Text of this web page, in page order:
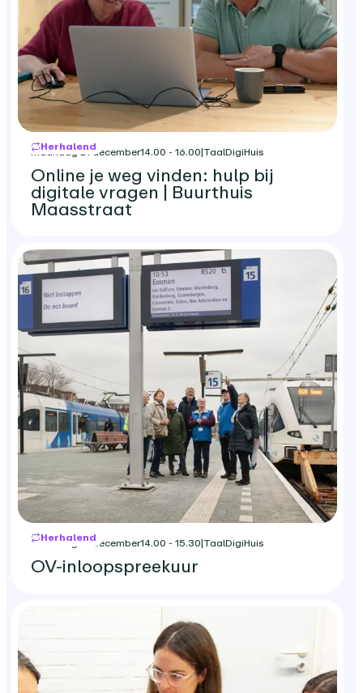
Herhalend
maandag 21 december14.00 - 16.00|TaalDigiHuis
Online je weg vinden: hulp bij
digitale vragen | Buurthuis
Maasstraat
Herhalend
maandag 21 december14.00 - 15.30|TaalDigiHuis
OV-inloopspreekuur